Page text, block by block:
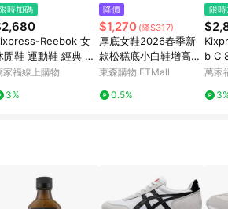
時加碼
Reebok 女
閒鞋 運動鞋 經典 復
網球鞋 簡約 穿搭 米
家福線上購物
3%
降價
$1,270 (降$317)
厚底女鞋2026春季新
款松糕底小白鞋增高休
閑運動鞋百搭板鞋女
東森購物 ETMall
0.5%
限
b C
閒鞋
3]
萬家